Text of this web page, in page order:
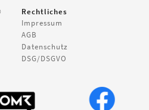
Rechtliches
Impressum
AGB
Datenschutz
DSG/DSGVO